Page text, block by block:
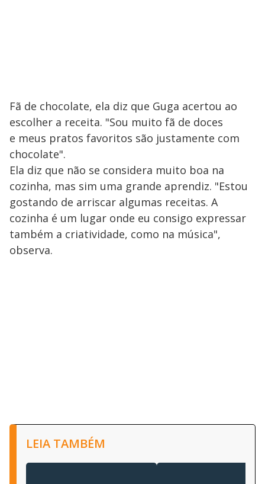
Fã de chocolate, ela diz que Guga acertou ao
escolher a receita. "Sou muito fã de doces
e meus pratos favoritos são justamente com
chocolate".
Ela diz que não se considera muito boa na
cozinha, mas sim uma grande aprendiz. "Estou
gostando de arriscar algumas receitas. A
cozinha é um lugar onde eu consigo expressar
também a criatividade, como na música",
observa.
LEIA TAMBÉM